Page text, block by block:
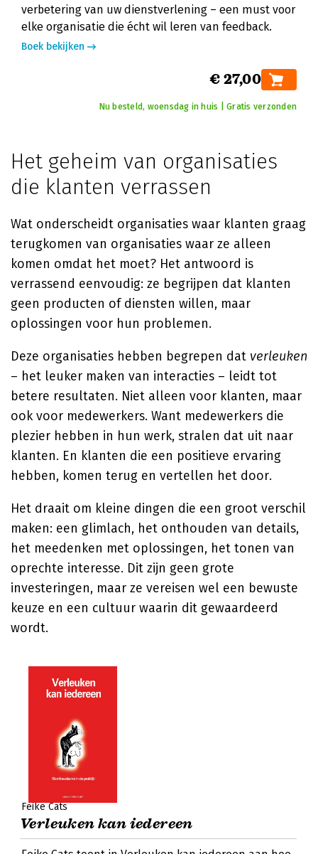
verbetering van uw dienstverlening – een must voor
elke organisatie die écht wil leren van feedback.
Boek bekijken
€ 27,00
Nu besteld, woensdag in huis | Gratis verzonden
Het geheim van organisaties
die klanten verrassen
Wat onderscheidt organisaties waar klanten graag
terugkomen van organisaties waar ze alleen
komen omdat het moet? Het antwoord is
verrassend eenvoudig: ze begrijpen dat klanten
geen producten of diensten willen, maar
oplossingen voor hun problemen.
Deze organisaties hebben begrepen dat verleuken
– het leuker maken van interacties – leidt tot
betere resultaten. Niet alleen voor klanten, maar
ook voor medewerkers. Want medewerkers die
plezier hebben in hun werk, stralen dat uit naar
klanten. En klanten die een positieve ervaring
hebben, komen terug en vertellen het door.
Het draait om kleine dingen die een groot verschil
maken: een glimlach, het onthouden van details,
het meedenken met oplossingen, het tonen van
oprechte interesse. Dit zijn geen grote
investeringen, maar ze vereisen wel een bewuste
keuze en een cultuur waarin dit gewaardeerd
wordt.
Feike Cats
Verleuken kan iedereen